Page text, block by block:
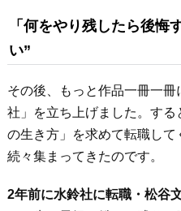
「何をやり残したら後悔
い”
その後、もっと作品一冊一
社」を立ち上げました。す
の生き方」を求めて転職し
続々集まってきたのです。
2年前に水鈴社に転職・松谷